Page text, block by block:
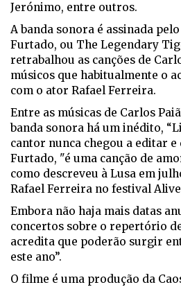
Jerónimo, entre outros.
A banda sonora é assinada
Furtado, ou The Legendary
retrabalhou as canções de
músicos que habitualmente o
com o ator Rafael Ferreira.
Entre as músicas de Carlos
banda sonora há um inédito,
cantor nunca chegou a editar e
Furtado, "é uma canção de
como descreveu à Lusa em
Rafael Ferreira no festival
Embora não haja mais datas
concertos sobre o repertório
acredita que poderão surgir
este ano”.
O filme é uma produção da